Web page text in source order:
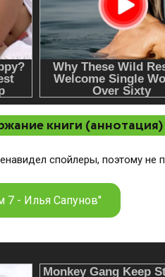
книги (аннотация)
спойлеры, поэтому не
7 - Илья Сапунов"